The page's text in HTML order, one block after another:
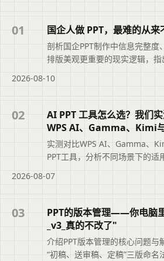
01 国企人做 PPT，最难的从来
剖析国企PPT制作中信息完整度
排版美观更重要的现实逻辑，
纲、正式用语收敛和Word材料
便于读者从搜索结果中快速了解
2026-08-10
02
AI PPT 工具怎么选？我们
WPS AI、Gamma、Kimi
实测对比WPS AI、Gamma、
PPT工具，分析不同场景下的适
目追求综合排名。摘要依据标题
断文章是否符合当前需求，再
2026-08-07
03
PPT的版本管理——你电脑
_v3_真的不改了"
介绍PPT版本管理的核心问题与
“初稿、送审稿、定稿”三版命名